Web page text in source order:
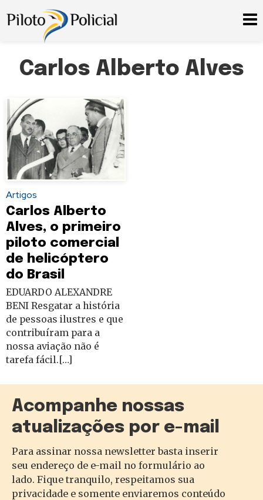
Carlos Alberto Alves
Artigos
Carlos Alberto
Alves, o primeiro
piloto comercial
de helicóptero
do Brasil
EDUARDO ALEXANDRE
BENI Resgatar a história
de pessoas ilustres e que
contribuíram para a
nossa aviação não é
tarefa fácil.[…]
Acompanhe nossas
atualizações por e-mail
Para assinar nossa newsletter basta inserir
seu endereço de e-mail no formulário ao
lado. Fique tranquilo, respeitamos sua
privacidade e somente enviaremos conteúdo